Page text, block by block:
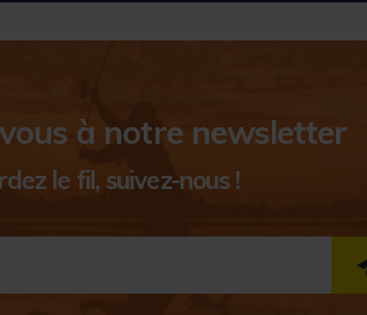
à notre newsletter
le fil, suivez-nous !